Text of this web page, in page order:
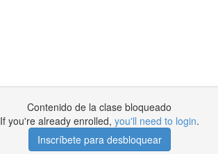
Contenido de la clase bloqueado
If you're already enrolled, you'll need to login.
Inscríbete para desbloquear